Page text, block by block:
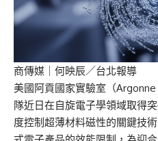
商傳媒 ｜何映辰／台北報導
美國阿貢國家實驗室（
隊近日在自旋電子學領域取得
度控制超薄材料磁性的關鍵技